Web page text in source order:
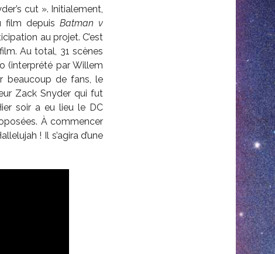
cut ». Initialement,
film depuisBatman v
au projet. C’est
Au total, 31 scènes
(interprété par Willem
beaucoup de fans, le
Zack Snyder qui fut
soir a eu lieu le DC
À commencer
! Il s’agira d’une